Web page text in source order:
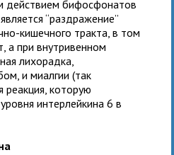
действием бифосфонатов
“раздражение”
кишечного тракта, в том
а при внутривенном
лихорадка,
и миалгии (так
реакция, которую
интерлейкина 6 в